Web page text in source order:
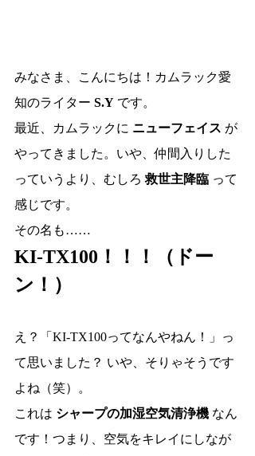
みなさま、こんにちは！カムラック愛
知のライター S.Y です。
最近、カムラックに ニューフェイス が
やってきました。いや、仲間入りした
っていうより、むしろ 救世主降臨 って
感じです。
その名も……
KI-TX100！！！（ドー
ン！）
え？「KI-TX100ってなんやねん！」っ
て思いました？ いや、そりゃそうです
よね（笑）。
これは シャープの加湿空気清浄機 なん
です！つまり、空気をキレイにしなが